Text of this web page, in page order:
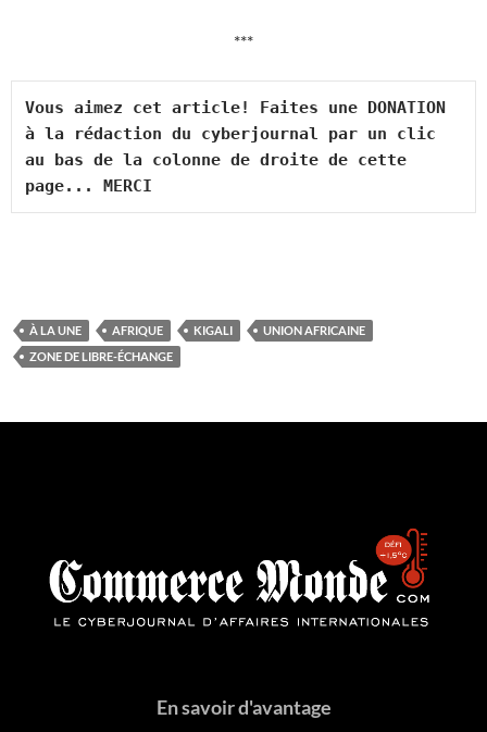
***
Vous aimez cet article! Faites une DONATION
à la rédaction du cyberjournal par un clic
au bas de la colonne de droite de cette
page... MERCI
À LA UNE AFRIQUE KIGALI
UNION AFRICAINE
ZONE DE LIBRE-ÉCHANGE
En savoir d'avantage